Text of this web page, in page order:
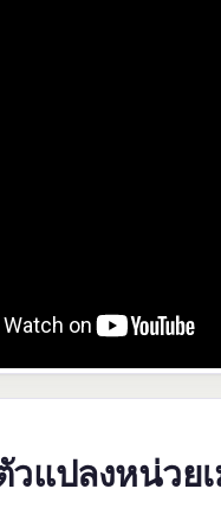
วแปลงหน่วย